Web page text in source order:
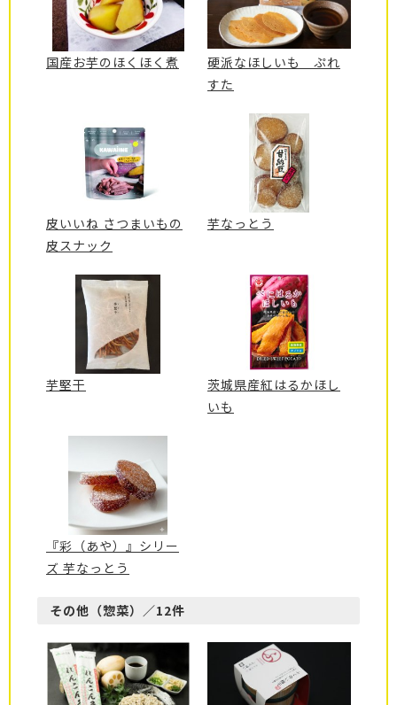
国産お芋のほくほく煮
硬派なほしいも ぷれ
すた
皮いいね さつまいもの
皮スナック
芋なっとう
芋堅干
茨城県産紅はるかほし
いも
『彩（あや）』シリー
ズ 芋なっとう
その他（惣菜）／12件